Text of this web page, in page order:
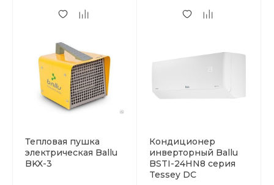
Тепловая пушка
электрическая Ballu
BKX-3
Кондиционер
инверторный Ballu
BSTI-24HN8 серия
Tessey DC